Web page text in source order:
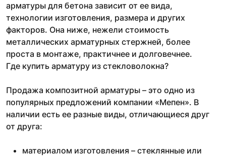
арматуры для бетона зависит от ее вида,
технологии изготовления, размера и других
факторов. Она ниже, нежели стоимость
металлических арматурных стержней, более
проста в монтаже, практичнее и долговечнее.
Где купить арматуру из стекловолокна?
Продажа композитной арматуры – это одно из
популярных предложений компании «Мепен». В
наличии есть ее разные виды, отличающиеся друг
от друга:
материалом изготовления – стеклянные или